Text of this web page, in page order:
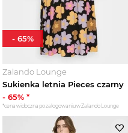
Sukienki
Sukienki
Sukienki
Sukienki
Zalando Lounge
Sukienka letnia Pieces czarny
-65% *
*cena widoczna po zalogowaniu w Zalando Lounge
-65%